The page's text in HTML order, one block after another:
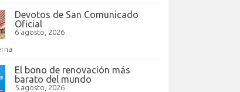
Devotos de San Comunicado
Oficial
6 agosto, 2026
El bono de renovación más
barato del mundo
5 agosto, 2026